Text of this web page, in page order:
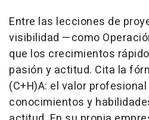
Entre las lecciones de
visibilidad —como
que los crecimientos
pasión y actitud. Cita la
(C+H)A: el valor
conocimientos y